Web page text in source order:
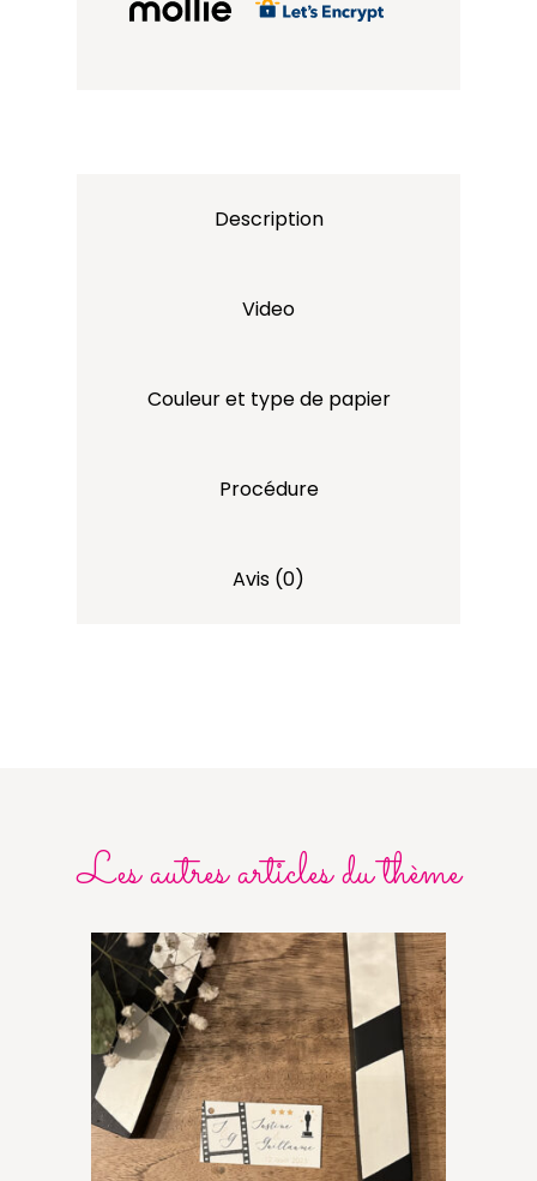
Description
Video
Couleur et type de papier
Procédure
Avis (0)
Les autres articles du thème